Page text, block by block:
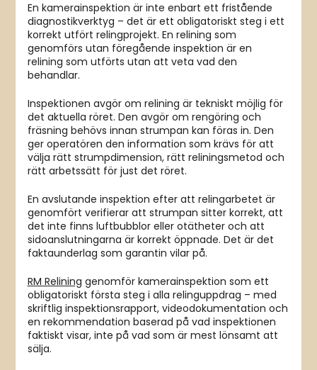
En kamerainspektion är inte enbart ett fristående
diagnostikverktyg – det är ett obligatoriskt steg i ett
korrekt utfört relingprojekt. En relining som
genomförs utan föregående inspektion är en
relining som utförts utan att veta vad den
behandlar.
Inspektionen avgör om relining är tekniskt möjlig för
det aktuella röret. Den avgör om rengöring och
fräsning behövs innan strumpan kan föras in. Den
ger operatören den information som krävs för att
välja rätt strumpdimension, rätt reliningsmetod och
rätt arbetssätt för just det röret.
En avslutande inspektion efter att relingarbetet är
genomfört verifierar att strumpan sitter korrekt, att
det inte finns luftbubblor eller otätheter och att
sidoanslutningarna är korrekt öppnade. Det är det
faktaunderlag som garantin vilar på.
RM Relining genomför kamerainspektion som ett
obligatoriskt första steg i alla relinguppdrag – med
skriftlig inspektionsrapport, videodokumentation och
en rekommendation baserad på vad inspektionen
faktiskt visar, inte på vad som är mest lönsamt att
sälja.